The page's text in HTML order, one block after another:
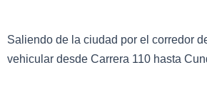
Saliendo de la ciudad por el corredor
vehicular desde Carrera 110 hasta